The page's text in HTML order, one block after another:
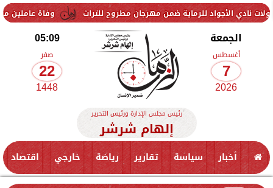
وفاة عاملين متأثرين للرماية ضمن مهرجان مطروح للتراث
الجمعة
أغسطس
7
2026
05:09
صفر
22
1448
رئيس مجلس الإدارة ورئيس التحرير
إلهام شرشر
أخبار سياسة تقارير رياضة خارجي اقتصاد